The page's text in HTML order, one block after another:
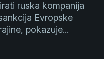
ruska kompanija
Evropske
pokazuje...